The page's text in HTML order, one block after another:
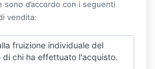
d’accordo con i seguenti
vendita:
fruizione individuale del
chi ha effettuato l'acquisto.